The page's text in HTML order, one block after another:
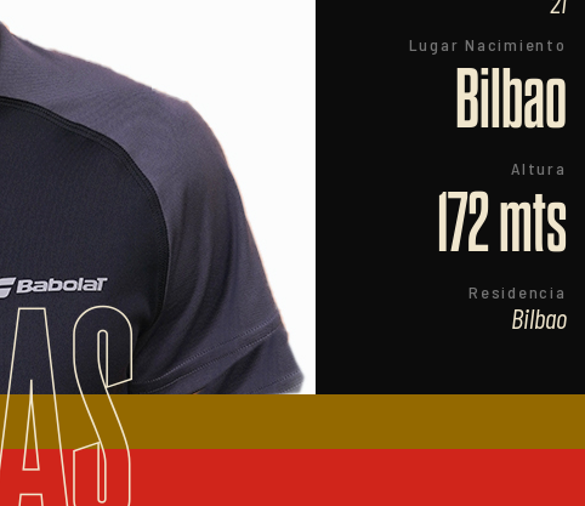
Lugar Nacimiento
Bilbao
Altura
172 mts
Residencia
Bilbao